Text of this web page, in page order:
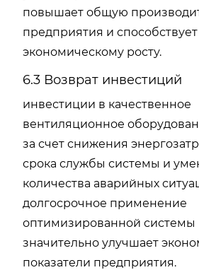
повышает общую
предприятия и способствует
экономическому росту.
6.3 Возврат инвестиций
инвестиции в качественное
вентиляционное
за счет снижения
срока службы системы и
количества аварийных
долгосрочное применение
оптимизированной системы
значительно улучшает
показатели предприятия.